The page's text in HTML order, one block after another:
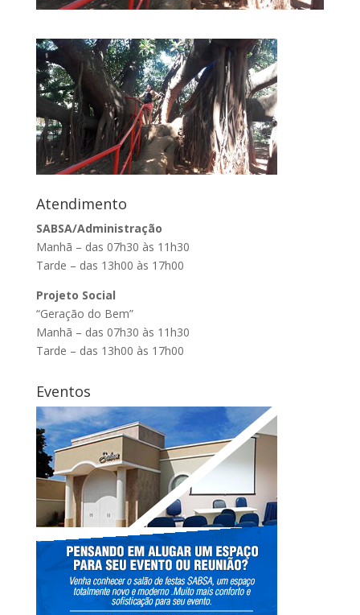
Atendimento
SABSA/Administração
Manhã – das 07h30 às 11h30
Tarde – das 13h00 às 17h00
Projeto Social
“Geração do Bem”
Manhã – das 07h30 às 11h30
Tarde – das 13h00 às 17h00
Eventos